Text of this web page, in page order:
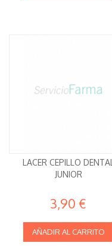
LACER CEPILLO DENTAL
JUNIOR
3,90 €
AÑADIR AL CARRITO